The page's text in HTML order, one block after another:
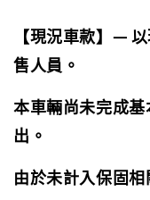
【現況車款】—
售人員。
本車輛尚未完成
出。
由於未計入保固